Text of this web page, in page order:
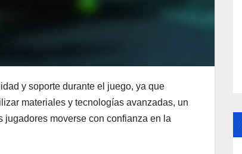
y soporte durante el juego, ya que
materiales y tecnologías avanzadas, un
moverse con confianza en la